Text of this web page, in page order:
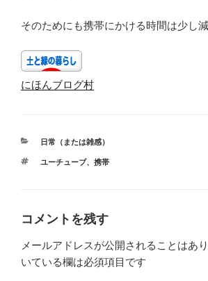
そのためにも携帯にかける時間は少し
にほんブログ村
カ
ゴ
日常（または雑感）
タ
ユーチューブ、 携帯
コメントを残す
メールアドレスが公開されることはあり
いている欄は必須項目です